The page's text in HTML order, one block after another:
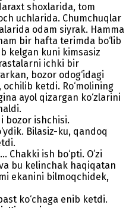
shoxlarida, tom
uchlarida. Chumchuqlar
odam siyrak. Hamma
bir hafta terimda bo‘lib
kelgan kuni kimsasiz
ichki bir
bozor odog‘idagi
ketdi. Ro‘molining
ayol qizargan ko‘zlarini
bozor ishchisi.
Bilasiz-ku, qandoq
Chakki ish bo‘pti. O’zi
bu kelinchak haqiqatan
ekanini bilmoqchidek,
ko‘chaga enib ketdi.